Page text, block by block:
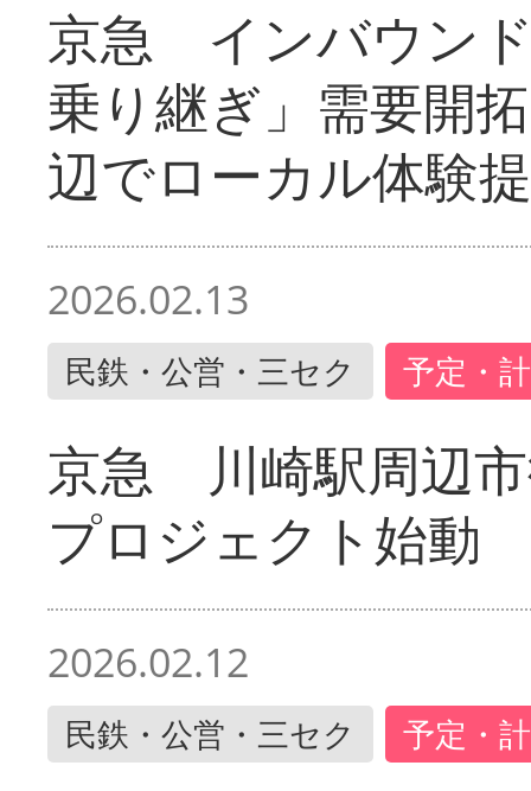
京急 インバウン
乗り継ぎ」需要開
辺でローカル体験
2026.02.13
民鉄・公営・三セク 予定・
京急 川崎駅周辺
プロジェクト始動
2026.02.12
民鉄・公営・三セク 予定・